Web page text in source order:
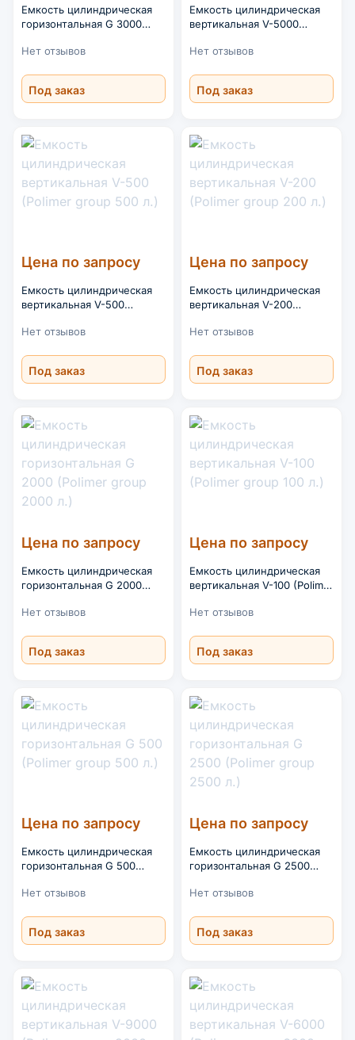
Емкость цилиндрическая
горизонтальная G 3000
Нет отзывов
Под заказ
Емкость цилиндрическая
вертикальная V-5000
Нет отзывов
Под заказ
Цена по запросу
Емкость цилиндрическая
вертикальная V-500
Нет отзывов
Под заказ
Цена по запросу
Емкость цилиндрическая
вертикальная V-200
Нет отзывов
Под заказ
Цена по запросу
Емкость цилиндрическая
горизонтальная G 2000
Нет отзывов
Под заказ
Цена по запросу
Емкость цилиндрическая
вертикальная V-100 (Polimer
Нет отзывов
Под заказ
Цена по запросу
Емкость цилиндрическая
горизонтальная G 500
Нет отзывов
Под заказ
Цена по запросу
Емкость цилиндрическая
горизонтальная G 2500
Нет отзывов
Под заказ